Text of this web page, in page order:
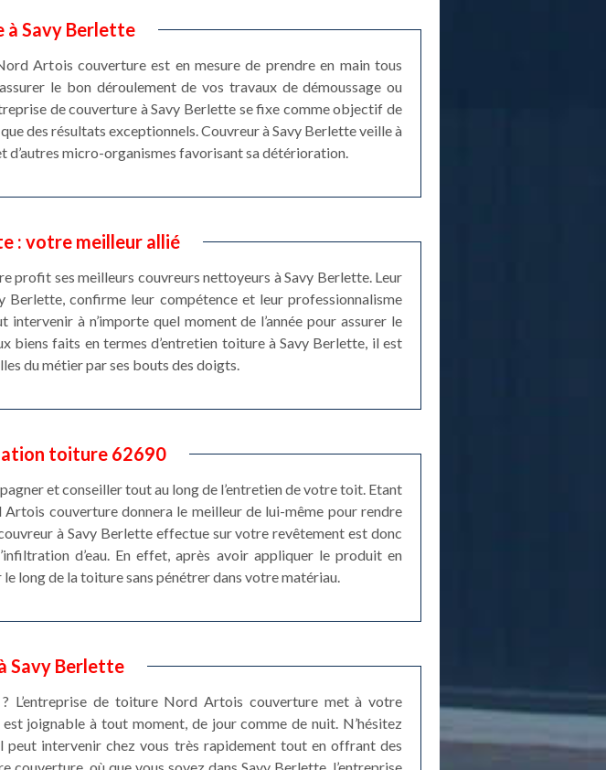
Savy Berlette
Artois couverture est en mesure de prendre en main tous
le bon déroulement de vos travaux de démoussage ou
de couverture à Savy Berlette se fixe comme objectif de
des résultats exceptionnels. Couvreur à Savy Berlette veille à
d’autres micro-organismes favorisant sa détérioration.
: votre meilleur allié
profit ses meilleurs couvreurs nettoyeurs à Savy Berlette. Leur
Berlette, confirme leur compétence et leur professionnalisme
à n’importe quel moment de l’année pour assurer le
faits en termes d’entretien toiture à Savy Berlette, il est
du métier par ses bouts des doigts.
toiture 62690
et conseiller tout au long de l’entretien de votre toit. Etant
couverture donnera le meilleur de lui-même pour rendre
à Savy Berlette effectue sur votre revêtement est donc
d’eau. En effet, après avoir appliquer le produit en
long de la toiture sans pénétrer dans votre matériau.
Savy Berlette
L’entreprise de toiture Nord Artois couverture met à votre
joignable à tout moment, de jour comme de nuit. N’hésitez
intervenir chez vous très rapidement tout en offrant des